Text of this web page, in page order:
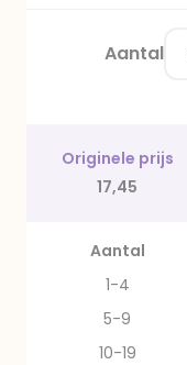
Aantal
Originele prijs
17,45
Aantal
1-4
5-9
10-19